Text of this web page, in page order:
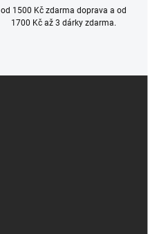
od 1500 Kč zdarma doprava a od
1700 Kč až 3 dárky zdarma.